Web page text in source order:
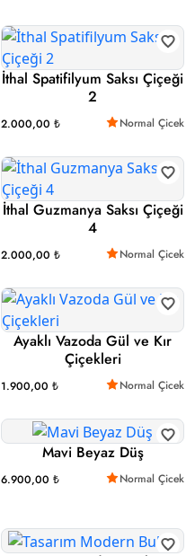
İthal Spatifilyum Saksı Çiçeği
2
2.000,00 ₺ Normal Çicek
İthal Guzmanya Saksı Çiçeği
4
2.000,00 ₺ Normal Çicek
Ayaklı Vazoda Gül ve Kır
Çiçekleri
1.900,00 ₺ Normal Çicek
Mavi Beyaz Düş
6.900,00 ₺ Normal Çicek